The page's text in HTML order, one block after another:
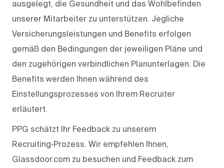
ausgelegt, die Gesundheit und das Wohlbefinden
unserer Mitarbeiter zu unterstützen. Jegliche
Versicherungsleistungen und Benefits erfolgen
gemäß den Bedingungen der jeweiligen Pläne und
den zugehörigen verbindlichen Planunterlagen. Die
Benefits werden Ihnen während des
Einstellungsprozesses von Ihrem Recruiter
erläutert.
PPG schätzt Ihr Feedback zu unserem
Recruiting‑Prozess. Wir empfehlen Ihnen,
Glassdoor.com zu besuchen und Feedback zum